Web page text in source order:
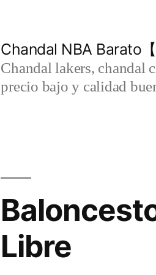
Chandal NBA Barato
Chandal lakers, chandal
precio bajo y calidad
Libre